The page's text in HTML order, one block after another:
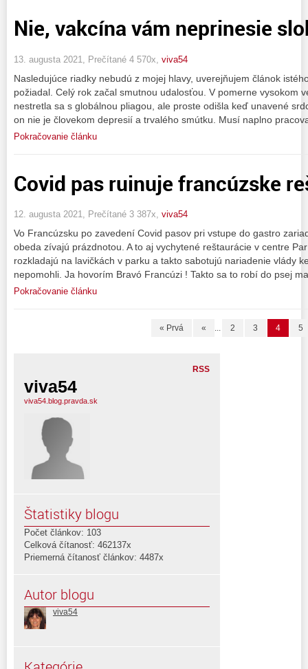
Nie, vakcína vám neprinesie
13. augusta 2021, Prečítané 4 570x, viva54
Nasledujúce riadky nebudú z mojej hlavy, uverejňujem článok
požiadal. Celý rok začal smutnou udalosťou. V pomerne vysokom
nestretla sa s globálnou pliagou, ale proste odišla keď unavené
on nie je človekom depresií a trvalého smútku. Musí naplno
Pokračovanie článku
Covid pas ruinuje francúzske
12. augusta 2021, Prečítané 3 387x, viva54
Vo Francúzsku po zavedení Covid pasov pri vstupe do gastro
obeda zívajú prázdnotou. A to aj vychytené reštaurácie v centre
rozkladajú na lavičkách v parku a takto sabotujú nariadenie vlády
nepomohli. Ja hovorím Bravó Francúzi ! Takto sa to robí do psej
Pokračovanie článku
« Prvá « ... 2 3 4 5
RSS
viva54
viva54.blog.pravda.sk
Štatistiky blogu
Počet článkov: 103
Celková čítanosť: 462137x
Priemerná čítanosť článkov: 4487x
Autor blogu
viva54